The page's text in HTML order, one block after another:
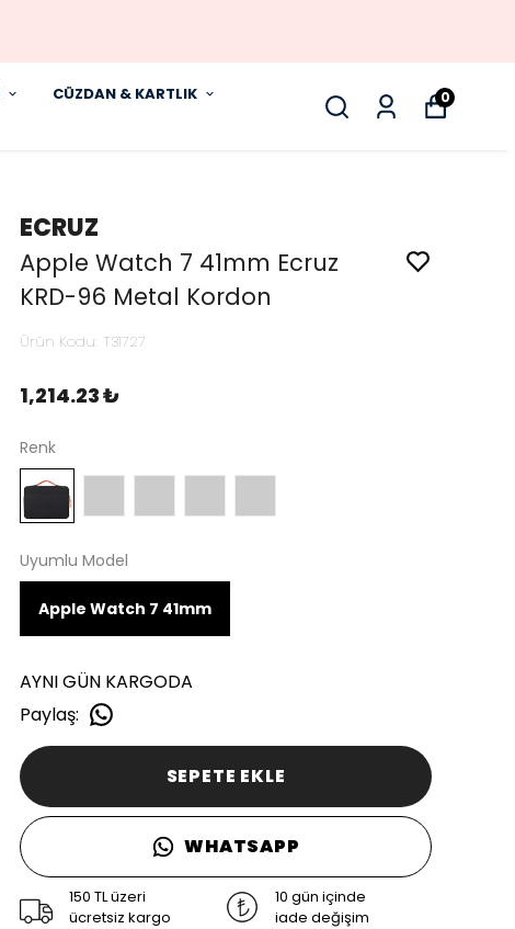
CÜZDAN & KARTLIK
0
ECRUZ
Apple Watch 7 41mm Ecruz
KRD-96 Metal Kordon
Ürün Kodu: T31727
1,214.23 ₺
Renk
Uyumlu Model
Apple Watch 7 41mm
AYNI GÜN KARGODA
Paylaş:
SEPETE EKLE
WHATSAPP
150 TL üzeri
ücretsiz kargo
10 gün içinde
iade değişim